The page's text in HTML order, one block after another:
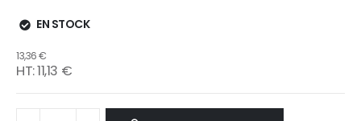
EN STOCK
13,36 €
11,13 €